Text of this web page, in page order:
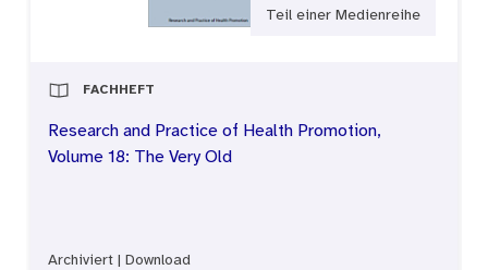
questions has been omitted. Redundancies have
text, and the number of examples of individual
Teil einer Medienreihe
FACHHEFT
Research and Practice of Health Promotion,
Volume 18: The Very Old
Archiviert Download